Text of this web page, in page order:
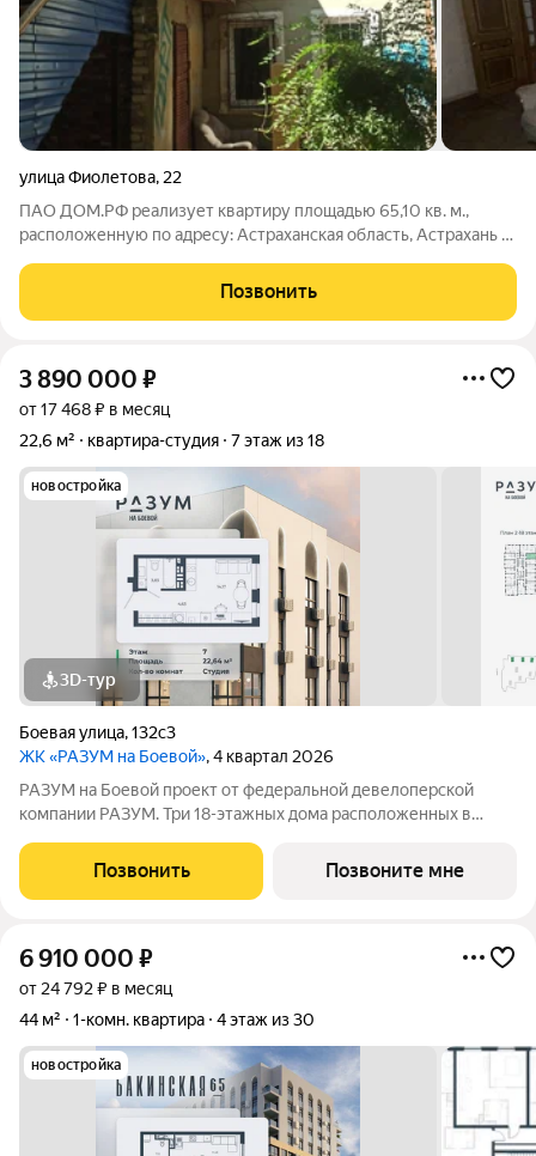
улица Фиолетова, 22
ПАО ДОМ.РФ реализует квартиру площадью 65,10 кв. м.,
расположенную по адресу: Астраханская область, Астрахань г.,
(юридическое лицо). Кадастровый номер объекта
недвижимости: 30:12:010130:158
Позвонить
3 890 000 ₽
от 17 468 ₽ в месяц
22,6 м²
квартира-студия 7 этаж из 18
новостройка
3D-тур
Боевая улица,132с3
ЖК «РАЗУМ на Боевой», 4 квартал 2026
РАЗУМ на Боевой проект от федеральной девелоперской
компании РАЗУМ. Три 18-этажных дома расположенных в
школы - 3 детских сада - магазины - автобусная остановка
Главная особенность проекта
Позвонить Позвоните мне
6 910 000 ₽
от 24 792 ₽ в месяц
44 м²
1-комн. квартира 4 этаж из 30
новостройка